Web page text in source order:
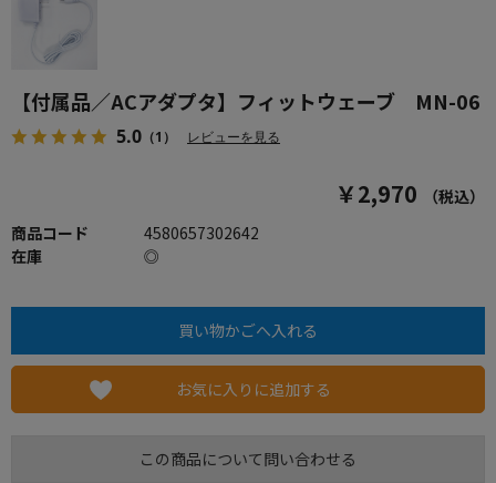
【付属品／ACアダプタ】フィットウェーブ MN-06
5.0 （1） レビューを見る
￥2,970
（税込）
商品コード
4580657302642
在庫
◎
お気に入りに追加する
この商品について問い合わせる